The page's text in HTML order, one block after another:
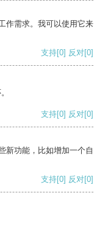
作需求。我可以使用它来
支持[0] 反对[0]
支持[0] 反对[0]
新功能，比如增加一个自
支持[0] 反对[0]